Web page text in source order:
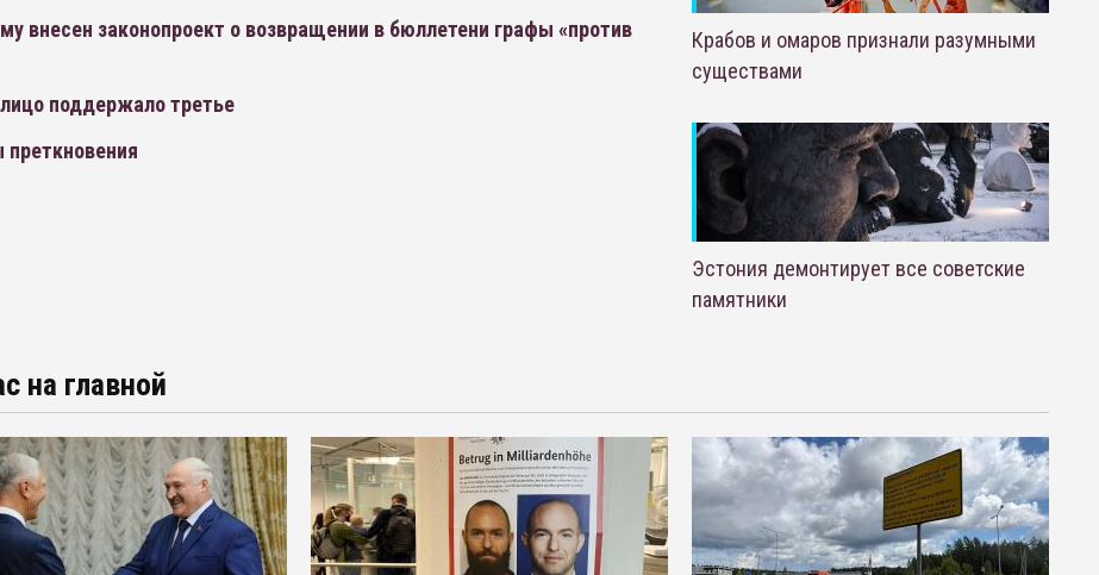
внесен законопроект о возвращении в бюллетени графы «против
поддержало третье
Крабов и омаров признали разумными
существами
Эстония демонтирует все советские
памятники
на главной